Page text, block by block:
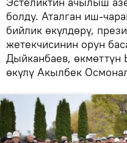
болду. Аталган иш-
бийлик өкүлдөрү,
жетекчисинин орун
Дыйканбаев,
өкүлү Акылбек